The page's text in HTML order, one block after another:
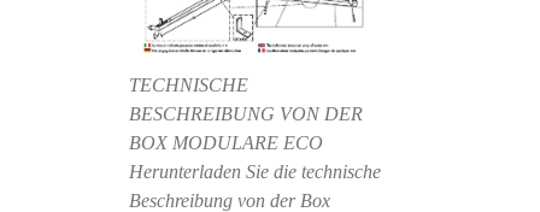
TECHNISCHE
BESCHREIBUNG VON DER
BOX MODULARE ECO
Herunterladen Sie die technische
Beschreibung von der Box